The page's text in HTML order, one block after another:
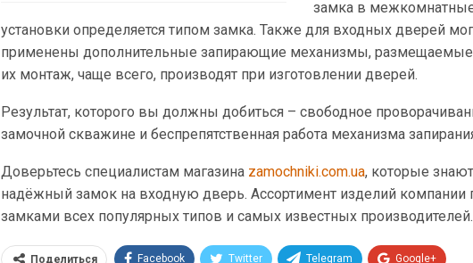
замка в
установки определяется типом замка. Также для входных дверей
применены дополнительные запирающие механизмы, размещаемые
их монтаж, чаще всего, производят при изготовлении дверей.
Результат, которого вы должны добиться – свободное
замочной скважине и беспрепятственная работа механизма
Доверьтесь специалистам магазина zamochniki.com.ua, которые
надёжный замок на входную дверь. Ассортимент изделий компании
замками всех популярных типов и самых известных производителей.
Поделиться Facebook Twitter Telegram Google+